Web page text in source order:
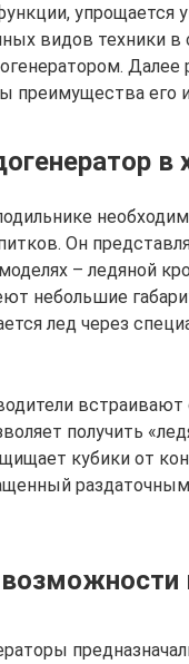
упрощается
видов техники в
Далее
преимущества его
в
Он
– ледяной
небольшие
лед через
получить
кубики от